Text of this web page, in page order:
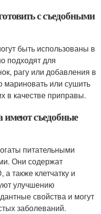
с съедобными
быть использованы в
подходят для
рагу или добавления в
или сушить
в качестве приправы.
имеют съедобные
питательными
Они содержат
также клетчатку и
улучшению
свойства и могут
заболеваний.